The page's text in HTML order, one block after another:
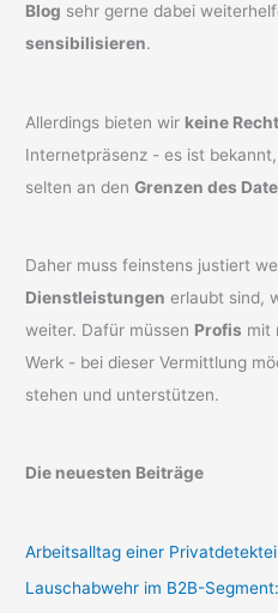
Blog sehr gerne dabei
sensibilisieren.
Allerdings bieten wir keine
Internetpräsenz - es ist
selten an denGrenzen des
Daher muss feinstens justiert
Dienstleistungen erlaubt sind,
weiter. Dafür müssen Profis mit
Werk - bei dieser Vermittlung
stehen und unterstützen.
Die neuesten Beiträge
Arbeitsalltag einer
Lauschabwehr im B2B-